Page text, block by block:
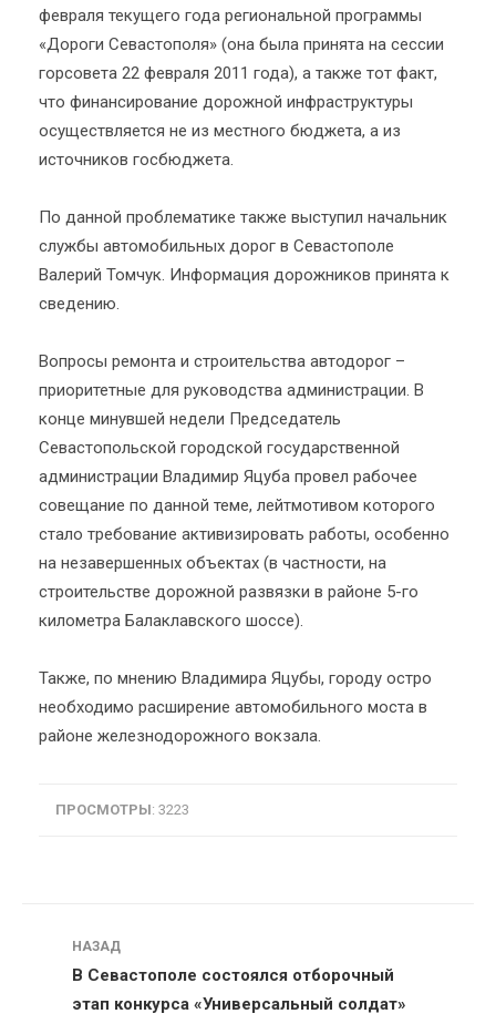
февраля текущего года региональной программы
«Дороги Севастополя» (она была принята на сессии
горсовета 22 февраля 2011 года), а также тот факт,
что финансирование дорожной инфраструктуры
осуществляется не из местного бюджета, а из
источников госбюджета.
По данной проблематике также выступил начальник
службы автомобильных дорог в Севастополе
Валерий Томчук. Информация дорожников принята к
сведению.
Вопросы ремонта и строительства автодорог –
приоритетные для руководства администрации. В
конце минувшей недели Председатель
Севастопольской городской государственной
администрации Владимир Яцуба провел рабочее
совещание по данной теме, лейтмотивом которого
стало требование активизировать работы, особенно
на незавершенных объектах (в частности, на
строительстве дорожной развязки в районе 5-го
километра Балаклавского шоссе).
Также, по мнению Владимира Яцубы, городу остро
необходимо расширение автомобильного моста в
районе железнодорожного вокзала.
ПРОСМОТРЫ: 3223
Навигация
НАЗАД
В Севастополе состоялся отборочный
этап конкурса «Универсальный солдат»